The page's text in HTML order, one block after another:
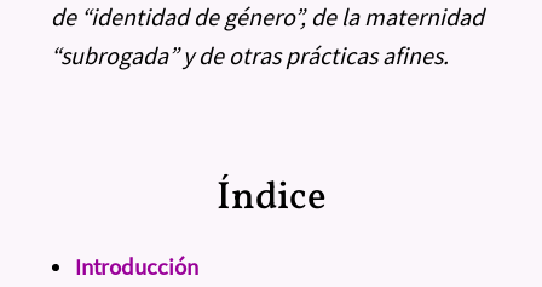
de “identidad de género”, de la maternidad
“subrogada” y de otras prácticas afines.
Índice
Introducción